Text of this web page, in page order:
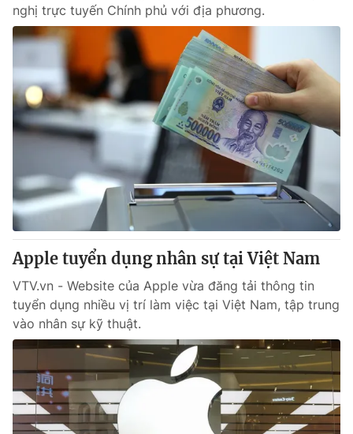
Theo dõi báo trên
Cơ quan chủ quản: Đài Truyền hình Việt Nam
Cơ quan báo chí:Thời báo VTV
Giấy phép hoạt động báo in và báo điện tử số 483/GP-BTTTT
cấp ngày 29/12/2023
Tổng Biên tập: Vũ Thanh Thủy
Phó Tổng Biên tập:Nguyễn Thị Mỹ Hạnh, Phạm Quốc Thắng,
Nguyễn Trọng Ninh
Tổng đài VTV:
024.38 355 931 - 024.38 355 932
Ðiện thoại Thời báo VTV:024.66 897 897
Email:toasoan@vtv.vn
024-7300.7108
nghị trực tuyến Chính phủ với địa phương.
Apple tuyển dụng nhân sự tại Việt Nam
VTV.vn - Website của Apple vừa đăng tải thông tin
tuyển dụng nhiều vị trí làm việc tại Việt Nam, tập trung
vào nhân sự kỹ thuật.